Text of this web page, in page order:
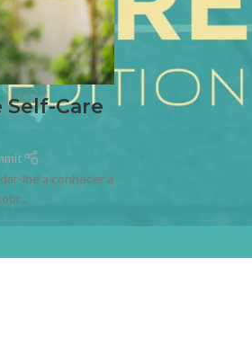
Care
lhe a conhecer a
Artigo
Entrevistas (15)
Podcasts(1)
SelfCare